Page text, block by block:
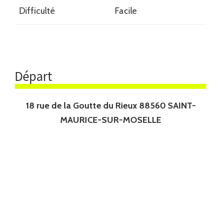
Difficulté Facile
Départ
18 rue de la Goutte du Rieux 88560 SAINT-
MAURICE-SUR-MOSELLE